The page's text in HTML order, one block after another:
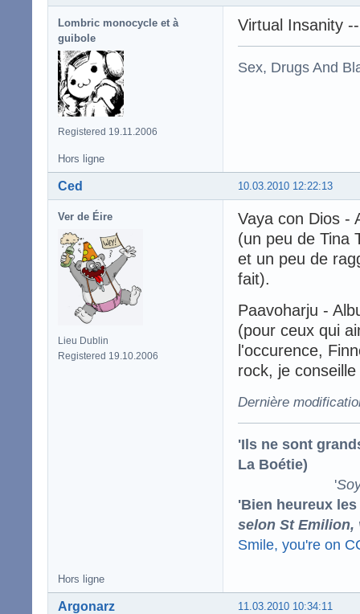
Lombric monocycle et à
guibole
Registered 19.11.2006
Virtual Insanity
Sex, Drugs And
Hors ligne
10.03.2010 12:22:13
Ced
Ver de Éire
Lieu Dublin
Registered 19.10.2006
Vaya con Dios -
(un peu de Tina
et un peu de
fait).
Paavoharju -
(pour ceux qui
l'occurence,
rock, je
Dernière
'Ils ne sont
La Boétie)
'
'Bien heureux
selon St Emilion,
Smile, you're on
Hors ligne
11.03.2010 10:34:11
Argonarz